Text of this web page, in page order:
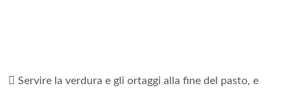
 Servire la verdura e gli ortaggi alla fine del pasto, e